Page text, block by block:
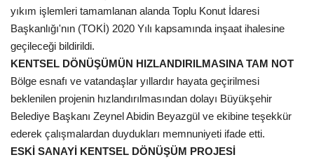
Sağlık
İletişim
Kültür Sanat
yıkım işlemleri tamamlanan alanda Toplu Konut İdaresi
Başkanlığı'nın (TOKİ) 2020 Yılı kapsamında inşaat ihalesine
geçileceği bildirildi.
KENTSEL DÖNÜŞÜMÜN HIZLANDIRILMASINA TAM NOT
Bölge esnafı ve vatandaşlar yıllardır hayata geçirilmesi
beklenilen projenin hızlandırılmasından dolayı Büyükşehir
Belediye Başkanı Zeynel Abidin Beyazgül ve ekibine teşekkür
ederek çalışmalardan duydukları memnuniyeti ifade etti.
ESKİ SANAYİ KENTSEL DÖNÜŞÜM PROJESİ